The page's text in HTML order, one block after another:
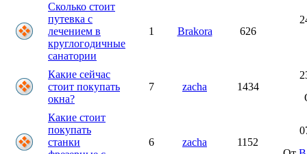
Сколько стоит
путевка с
лечением в
круглогодичные
санатории
1 Brakora 626
Какие сейчас
стоит покупать
окна?
7 zacha 1434
Какие стоит
покупать
станки
6 zacha 1152